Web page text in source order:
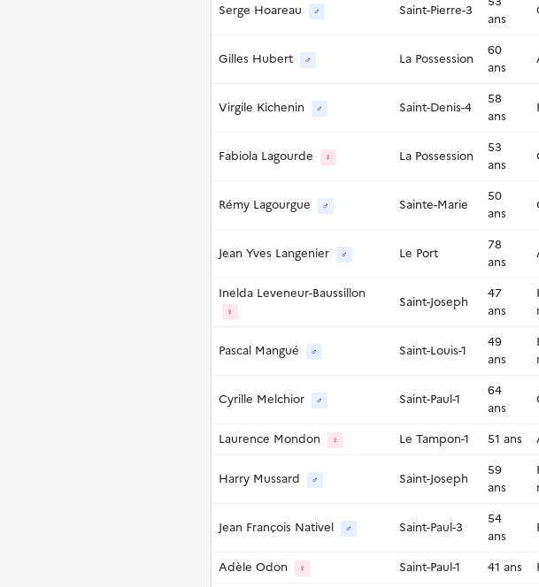
Serge Hoareau ♂ Saint-Pierre-3
ans
Gilles Hubert ♂ La Possession
60
ans
Virgile Kichenin ♂ Saint-Denis-4
58
ans
Fabiola Lagourde ♀ La Possession
53
ans
Rémy Lagourgue ♂ Sainte-Marie
50
ans
Jean Yves Langenier ♂ Le Port
78
ans
Inelda Leveneur-Baussillon
♀
Saint-Joseph
47
ans
Pascal Mangué ♂ Saint-Louis-1
49
ans
Cyrille Melchior ♂ Saint-Paul-1
64
ans
Laurence Mondon ♀ Le Tampon-1 51 ans
Harry Mussard ♂ Saint-Joseph
59
ans
Jean François Nativel ♂ Saint-Paul-3
54
ans
Adèle Odon ♀ Saint-Paul-1 41 ans